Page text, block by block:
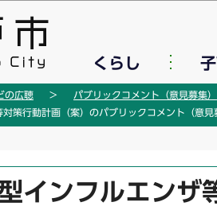
くらし
の広聴 パブリックコメント（意見募集）
対策行動計画（案）のパブリックコメント（意
インフルエンザ